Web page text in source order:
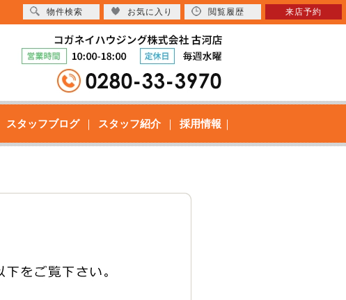
スタッフブログ スタッフ紹介 採用情報
物件検索 お気に入り 閲覧履歴 来店予約